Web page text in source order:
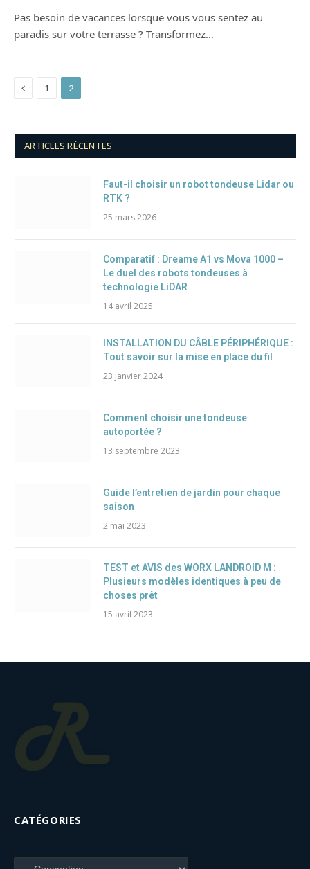
Pas besoin de vacances lorsque vous vous sentez au
paradis sur votre terrasse ? Transformez…
Previous
1 2
ARTICLES RÉCENTES
Faut-il choisir un robot tondeuse Lidar ou
RTK ?
25 mars 2026
Comparatif : Dreame A1 vs Mova 1000 –
Le duel des robots tondeuses à
technologie LiDAR
14 avril 2025
INSTALLATION DU CÂBLE PÉRIPHÉRIQUE :
Tout savoir sur la mise en place du fil
23 janvier 2024
Comment choisir une tondeuse
autoportée ?
13 septembre 2023
Guide l’entretien de jardin pour chaque
saison
2 mai 2023
TEST et AVIS des WORX LANDROID M :
Plusieurs modèles identiques à peu de
choses prêt
15 avril 2023
CATÉGORIES
Catégories